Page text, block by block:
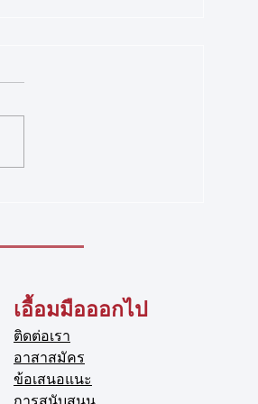
ะเทศไทย
ายชื่อนักกีฬาที่เข้าร่วมการ
เอื้อมมือออกไป
ติดต่อเรา
อาสาสมัคร
ข้อเสนอแนะ